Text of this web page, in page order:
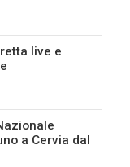
live e
a Cervia dal